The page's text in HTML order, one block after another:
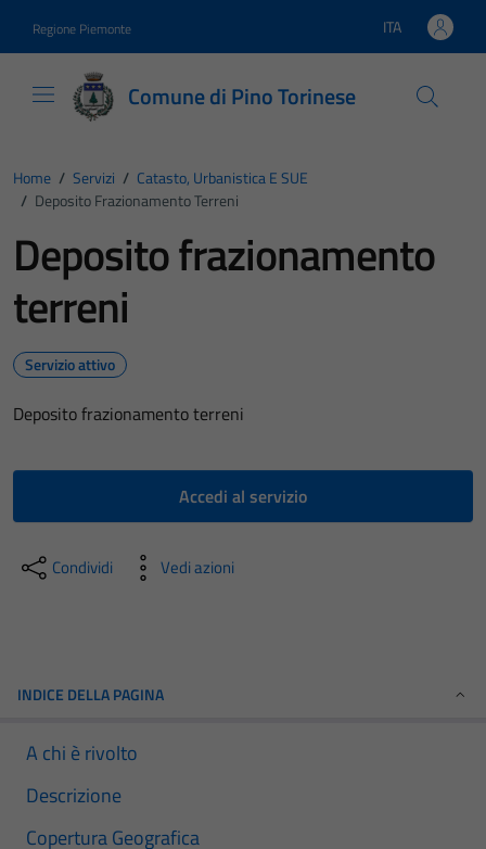
Regione Piemonte Lingua attiva:
ITA
Comune di Pino Torinese
Home / Servizi / Catasto, Urbanistica E SUE
/ Deposito Frazionamento Terreni
Deposito frazionamento
terreni
Servizio attivo
Deposito frazionamento terreni
Accedi al servizio
Condividi Vedi azioni
INDICE DELLA PAGINA
A chi è rivolto
Descrizione
Copertura Geografica